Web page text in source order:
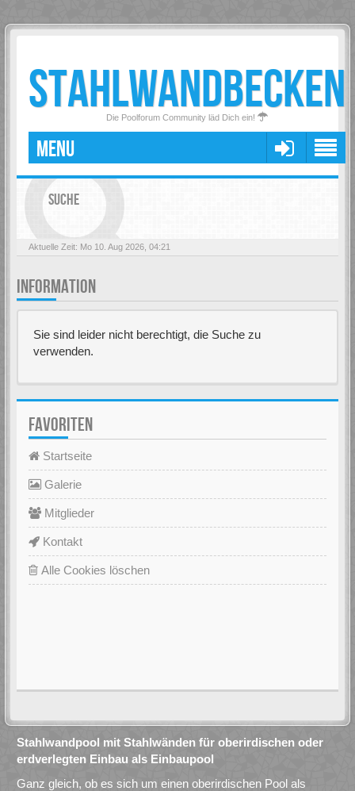
STAHLWANDBECKEN
Die Poolforum Community läd Dich ein!
MENU
SUCHE
Aktuelle Zeit: Mo 10. Aug 2026, 04:21
INFORMATION
Sie sind leider nicht berechtigt, die Suche zu
verwenden.
FAVORITEN
Startseite
Galerie
Mitglieder
Kontakt
Alle Cookies löschen
Stahlwandpool mit Stahlwänden für oberirdischen oder
erdverlegten Einbau als Einbaupool
Ganz gleich, ob es sich um einen oberirdischen Pool als